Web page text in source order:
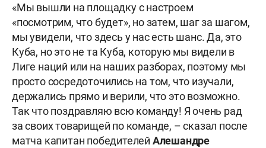
«Мы вышли на площадку с настроем
«посмотрим, что будет», но затем, шаг за шагом,
мы увидели, что здесь у нас есть шанс. Да, это
Куба, но это не та Куба, которую мы видели в
Лиге наций или на наших разборах, поэтому мы
просто сосредоточились на том, что изучали,
держались прямо и верили, что это возможно.
Так что поздравляю всю команду! Я очень рад
за своих товарищей по команде, – сказал после
матча капитан победителей Алешандре